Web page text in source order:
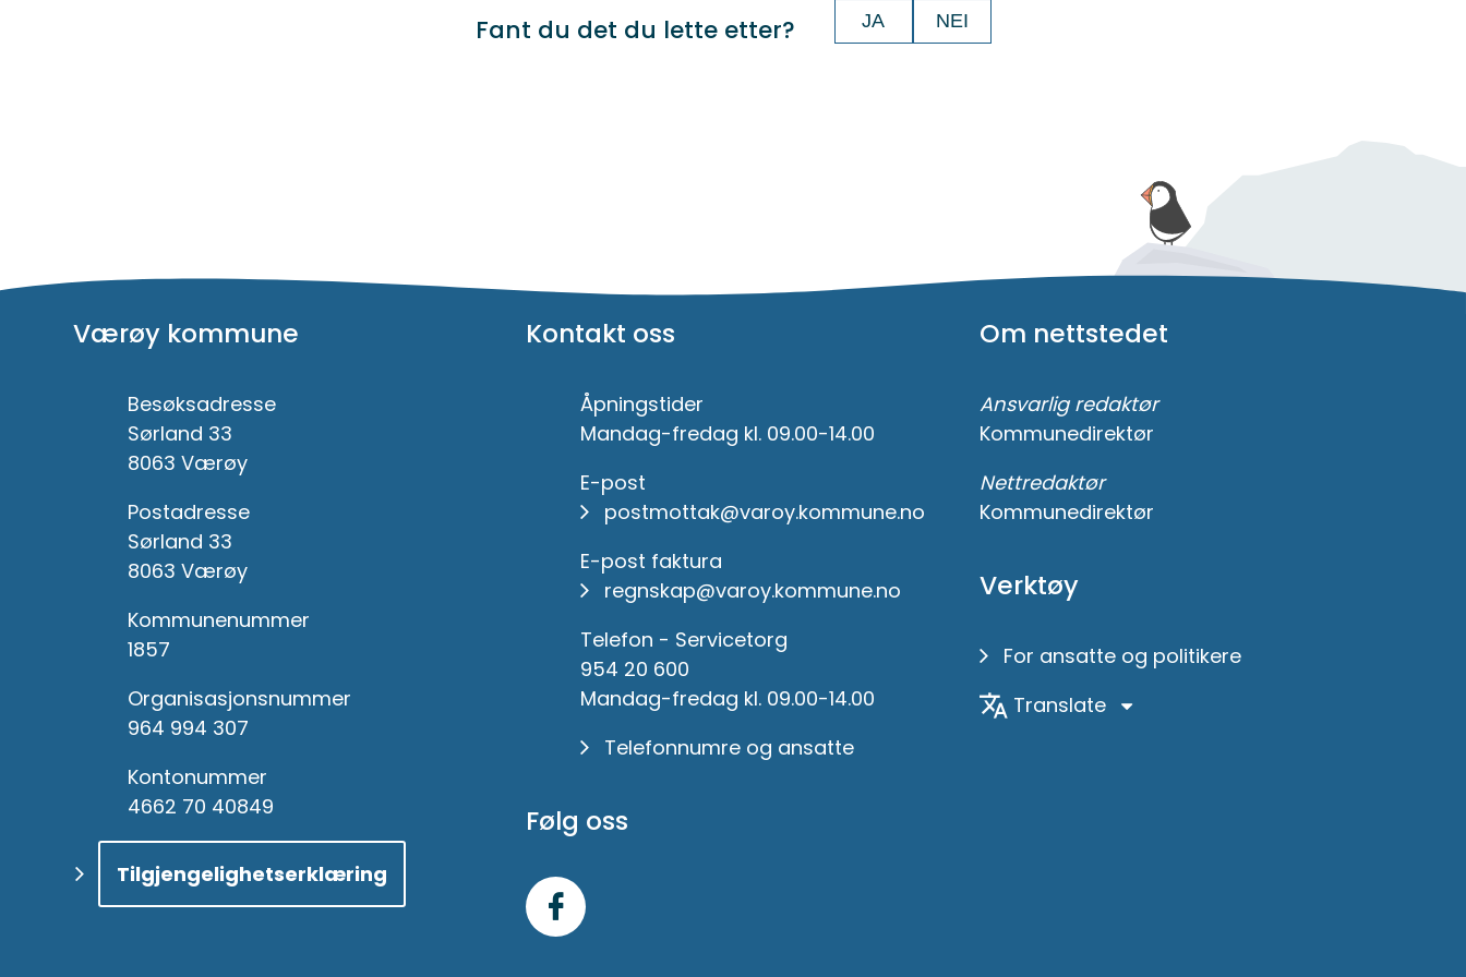
Fant du det du lette etter? JA NEI
Værøy kommune
Besøksadresse
Sørland 33
8063 Værøy
Postadresse
Sørland 33
8063 Værøy
Kommunenummer
1857
Organisasjonsnummer
964 994 307
Kontonummer
4662 70 40849
Tilgjengelighetserklæring
Kontakt oss
Åpningstider
Mandag-fredag kl. 09.00-14.00
E-post
postmottak@varoy.kommune.no
E-post faktura
regnskap@varoy.kommune.no
Telefon - Servicetorg
954 20 600
Mandag-fredag kl. 09.00-14.00
Telefonnumre og ansatte
Følg oss
Om nettstedet
Ansvarlig redaktør
Kommunedirektør
Nettredaktør
Kommunedirektør
Verktøy
For ansatte og politikere
Translate